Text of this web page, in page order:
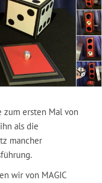
zum ersten Mal von
als die
mancher
wir von MAGIC